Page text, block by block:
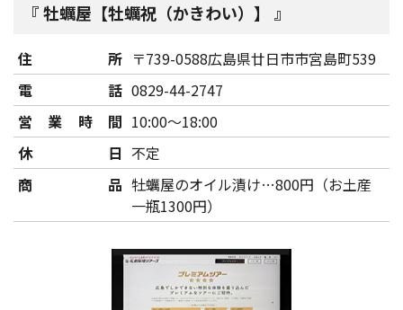
牡蠣屋【牡蠣祝（かきわい）】
住所 〒739-0588広島県廿日市市宮島町539
電話 0829-44-2747
営業時間 10:00～18:00
休日 不定
商品 牡蠣屋のオイル漬け…800円（お土産
一瓶1300円）